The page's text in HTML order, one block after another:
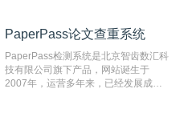
检测系统，其真实性和权威性无可厚
非。其次，相对于知网而言，万方检测
费用少，上手容易，是学生初次论文查
重的推荐系统。
PaperPass论文查重系统
PaperPass检测系统是北京智齿数汇科
技有限公司旗下产品，网站诞生于
2007年，运营多年来，已经发展成为